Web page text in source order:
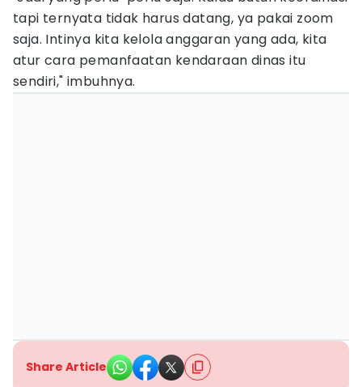
tapi ternyata tidak harus datang, ya pakai zoom
saja. Intinya kita kelola anggaran yang ada, kita
atur cara pemanfaatan kendaraan dinas itu
sendiri," imbuhnya.
Share Article